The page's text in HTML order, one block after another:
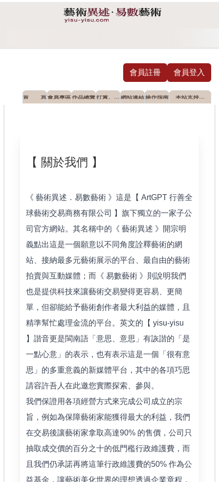
會員註冊 會員登入
首 頁 會員專區 作品總覽 打賞、摸 網站連結 操作指南 本站支持推
【 關於我們 】
《 藝術異述．易數藝術 》這是【 ArtGPT 行善全
球藝術交易商務有限公司 】旗下獨立的一家子公
司官方網站。其名稱中的《 藝術異述 》開宗明
義點出這是一個願意以不同角度詮釋藝術的網
站、接納最多元藝術展示的平台、最自由的藝術
拍賣與互動媒體；而《 易數藝術 》則說明我們
也是提供科技來讓藝術交易變得更容易、更簡
單，但卻能給予藝術創作者最大利益的媒體，且
精準幫忙處理金流的平台。英文的【 yisu-yisu
】諧音更是閩南語「意思、意思」有詼諧的「是
一點心意」的表示，也有表示這是一個「很有意
思」的多重意義的新媒體平台，其中的各項巧思
請容許吾人在此邀您實際探索、參與。
我們保證用各項經營方式來完成公司成立的宗
旨，例如為保障藝術家能獲得最大的利益，我們
在交易後讓藝術家拿取高達90% 的售價，公司只
抽取成交價的百分之十的低門檻行政維護費，而
且我們仍承諾再將這筆行政維護費的50% 作為公
益基金，讓藝術美化世界的理想透過企業章程，